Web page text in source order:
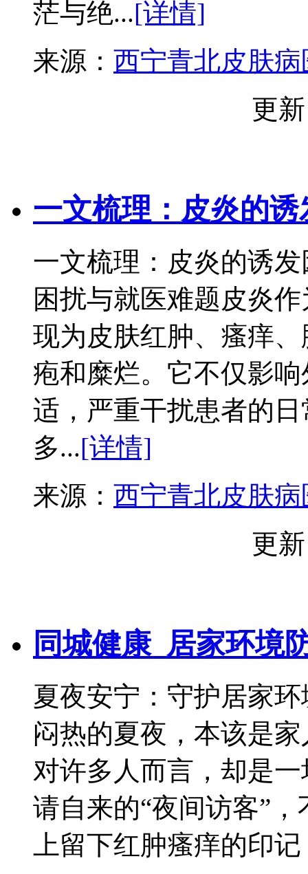
茫与绝...[详情]
来源： 西宁青北皮肤病
更
一文梳理：皮炎的
一文梳理：皮炎的诱
困扰与就医难题皮炎
现为皮肤红肿、瘙痒
疱和糜烂。它不仅影
适，严重干扰患者的
多...[详情]
来源： 西宁青北皮肤病
更
同城健康_居家环境
夏夜安宁：守护居家
闷热的夏夜，本该是
对许多人而言，却是
请自来的“夜间访客”
上留下红肿瘙痒的印